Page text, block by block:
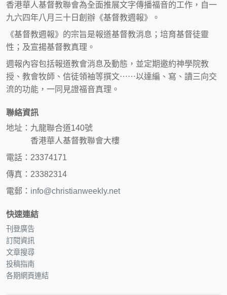
香港華人基督教聯會為全面推展文字傳播福音的工作，自一
九六四年八月三十日創辦《基督教週報》。
《基督教週報》的宗旨是報道基督教消息；培育基督徒靈
性；及宣揚基督教真理。
週報內容包括報道教會消息及動態，並定期邀約神學院教
授、教會牧師、信徒領袖等撰文⋯⋯以達編、寫、讀三向交
流的功能，一同見證福音真理。
聯絡資訊
地址：九龍聯合道140號
香港華人基督教聯會大樓
電話：23374171
傳真：23382314
電郵： info@christianweekly.net
快速連結
刊登廣告
訂閱資訊
文章搜尋
投稿指南
各期網頁連結